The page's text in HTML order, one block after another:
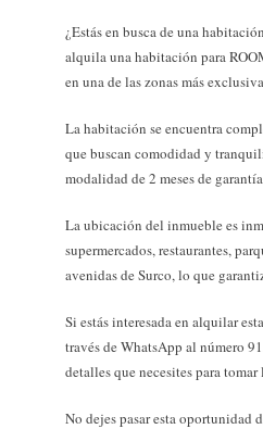
¿Estás en busca de una
alquila una habitación para
en una de las zonas más
La habitación se encuentra
que buscan comodidad y
modalidad de 2 meses de
La ubicación del inmueble es
supermercados, restaurantes,
avenidas de Surco, lo que
Si estás interesada en alquilar
través de WhatsApp al número
detalles que necesites para
No dejes pasar esta oportunidad